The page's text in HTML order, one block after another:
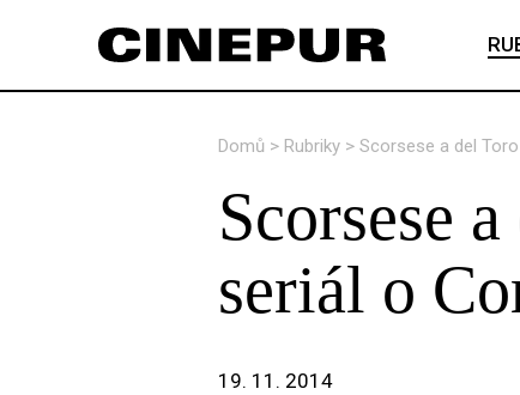
Domů > Rubriky > Scorsese a del
Scorsese
seriál o
19. 11. 2014